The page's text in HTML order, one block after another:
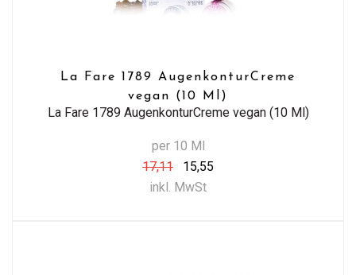
La Fare 1789 AugenkonturCreme
vegan (10 Ml)
La Fare 1789 AugenkonturCreme vegan (10 Ml)
per 10 Ml
17,11
15,55
inkl. MwSt